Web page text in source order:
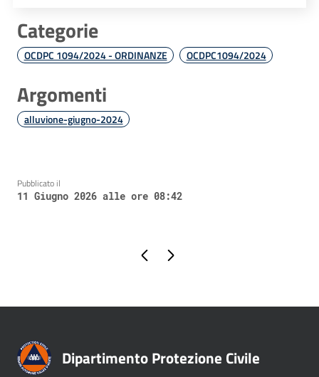
Categorie
OCDPC 1094/2024 - ORDINANZE OCDPC1094/2024
Argomenti
alluvione-giugno-2024
Pubblicato il
11 Giugno 2026 alle ore 08:42
Pagina precedente
Dipartimento Protezione Civile